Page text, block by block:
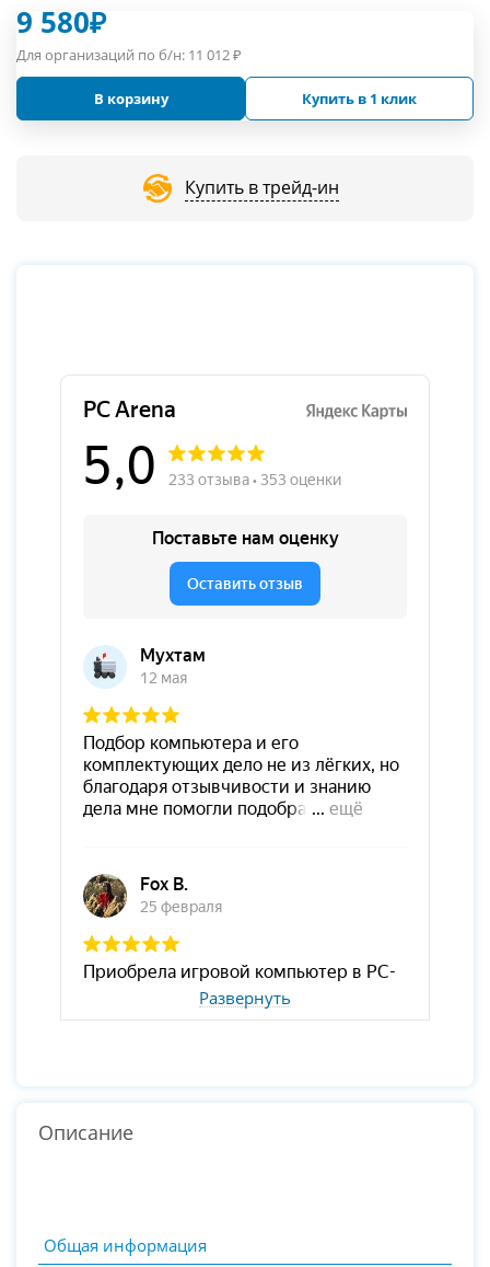
9 580₽
Для организаций по б/н: 11 012₽
В корзину Купить в 1 клик
Купить в трейд-ин
Развернуть
Описание
Общая информация